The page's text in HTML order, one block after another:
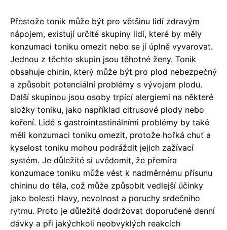
Přestože tonik může být pro většinu lidí zdravým
nápojem, existují určité skupiny lidí, které by měly
konzumaci toniku omezit nebo se jí úplně vyvarovat.
Jednou z těchto skupin jsou těhotné ženy. Tonik
obsahuje chinin, který může být pro plod nebezpečný
a způsobit potenciální problémy s vývojem plodu.
Další skupinou jsou osoby trpící alergiemi na některé
složky toniku, jako například citrusové plody nebo
koření. Lidé s gastrointestinálními problémy by také
měli konzumaci toniku omezit, protože hořká chuť a
kyselost toniku mohou podráždit jejich zažívací
systém. Je důležité si uvědomit, že přemíra
konzumace toniku může vést k nadměrnému přísunu
chininu do těla, což může způsobit vedlejší účinky
jako bolesti hlavy, nevolnost a poruchy srdečního
rytmu. Proto je důležité dodržovat doporučené denní
dávky a při jakýchkoli neobvyklých reakcích